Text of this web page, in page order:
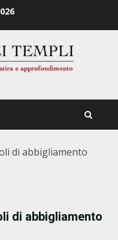
di abbigliamento
di abbigliamento